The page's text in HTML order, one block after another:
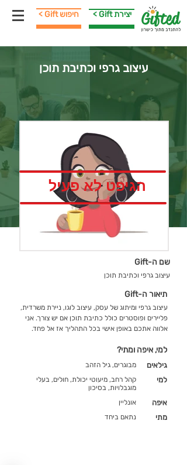
< Gift חיפוש < Gift יצירת
עיצוב גרפי וכתיבת תוכן
הגיפט לא פעיל
שם ה-Gift
עיצוב גרפי וכתיבת תוכן
תיאור ה-Gift
עיצוב גרפי ומיתוג של עסק, עיצוב לוגו, ניירת משרדית,
פליירים ופוסטרים כולל כתיבת תוכן אם יש צורך. אני
אלווה אתכם באופן אישי בכל התהליך אז אל פחד.
למי, איפה ומתי?
מבוגרים, גיל הזהב גילאים
קהל רחב, מיעוטי יכולת, חולים, בעלי
מוגבלויות, בסיכון
למי
אונליין איפה
נתאם ביחד מתי